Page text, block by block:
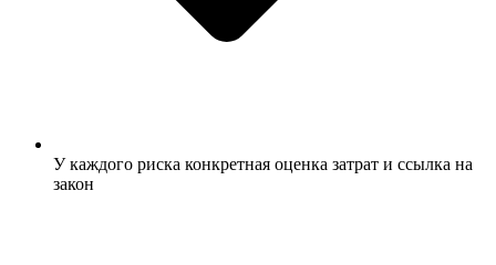
У каждого риска конкретная оценка затрат и ссылка на
закон